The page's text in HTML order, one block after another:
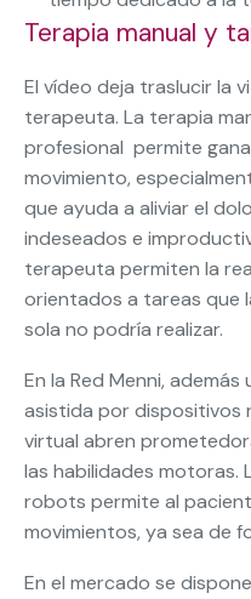
Terapia manual y
El vídeo deja traslucir la
terapeuta. La terapia
profesional permite
movimiento,
que ayuda a aliviar el
indeseados e
terapeuta permiten la
orientados a tareas que
sola no podría realizar.
En la Red Menni,
asistida por dispositivos
virtual abren
las habilidades motoras.
robots permite al
movimientos, ya sea de
En el mercado se